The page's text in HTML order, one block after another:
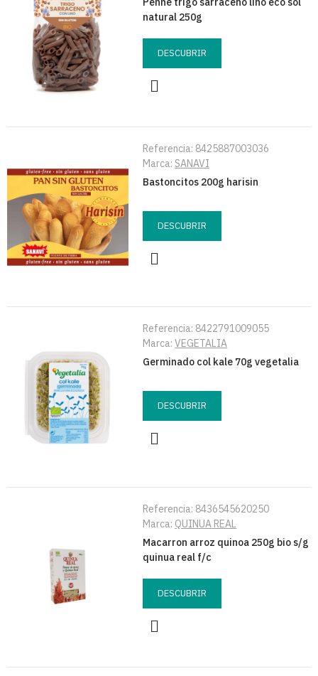
natural 250g
DESCUBRIR
Referencia: 8425887003036
Marca: SANAVI
Bastoncitos 200g harisin
DESCUBRIR
Referencia: 8422791009055
Marca:VEGETALIA
Germinado col kale 70g vegetalia
DESCUBRIR
Referencia: 8436545620250
Marca: QUINUA REAL
Macarron arroz quinoa 250g bio s/g
quinua real f/c
DESCUBRIR